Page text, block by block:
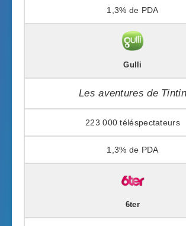
1,3%
Gulli
Les aventures de Tintin
223 000
1,3%
6ter